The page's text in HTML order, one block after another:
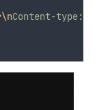
Content-type: